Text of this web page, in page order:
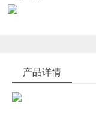
产品详情